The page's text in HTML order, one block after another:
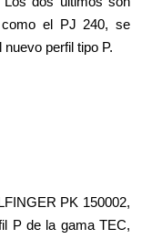
como el PJ 240, se
perfil tipo P.
PK 150002,
P de la gama TEC,